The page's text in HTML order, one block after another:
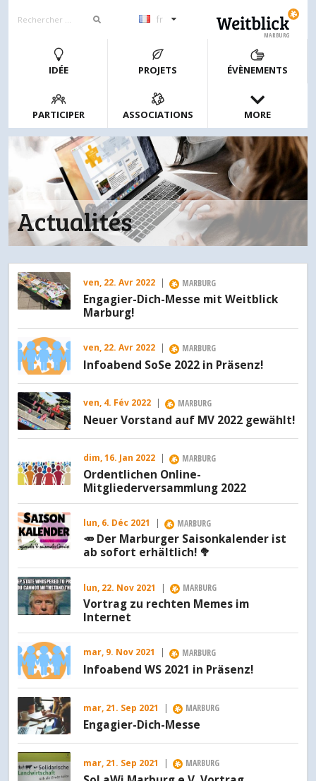
fr
MARBURG
IDÉE PROJETS ÉVÈNEMENTS
PARTICIPER ASSOCIATIONS MORE
Actualités
ven, 22. Avr 2022 | MARBURG
Engagier-Dich-Messe mit Weitblick
Marburg!
ven, 22. Avr 2022 | MARBURG
Infoabend SoSe 2022 in Präsenz!
ven, 4. Fév 2022 | MARBURG
Neuer Vorstand auf MV 2022 gewählt!
dim, 16. Jan 2022 | MARBURG
Ordentlichen Online-
Mitgliederversammlung 2022
lun, 6. Déc 2021 | MARBURG
🥕 Der Marburger Saisonkalender ist
ab sofort erhältlich! 🥦
lun, 22. Nov 2021 | MARBURG
Vortrag zu rechten Memes im
Internet
mar, 9. Nov 2021 | MARBURG
Infoabend WS 2021 in Präsenz!
mar, 21. Sep 2021 | MARBURG
Engagier-Dich-Messe
mar, 21. Sep 2021 | MARBURG